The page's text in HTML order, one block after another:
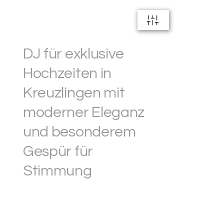
DJ für exklusive
Hochzeiten in
Kreuzlingen mit
moderner Eleganz
und besonderem
Gespür für
Stimmung